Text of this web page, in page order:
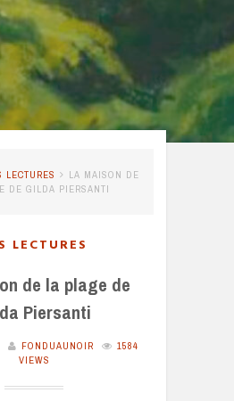
LECTURES
LA MAISON DE
DE GILDA PIERSANTI
LECTURES
de la plage de
Piersanti
FONDUAUNOIR
1584
VIEWS